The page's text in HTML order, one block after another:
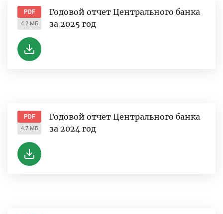
PDF
4.2 МБ
Годовой отчет Центрального банка
за 2025 год
PDF
4.7 МБ
Годовой отчет Центрального банка
за 2024 год